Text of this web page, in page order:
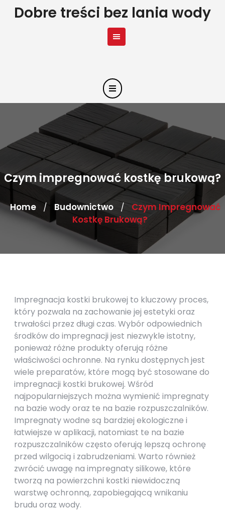
SkipDobre treści bez lania wody
Czym impregnować kostkę brukową?
Home / Budownictwo /
Czym Impregnować
Kostkę Brukową?
Impregnacja kostki brukowej to kluczowy proces,
który pozwala na zachowanie jej estetyki oraz
trwałości przez długi czas. Wybór odpowiednich
środków do impregnacji jest niezwykle istotny,
ponieważ różne produkty oferują różne
właściwości ochronne. Na rynku dostępnych jest
wiele preparatów, które mogą być stosowane do
impregnacji kostki brukowej. Wśród
najpopularniejszych można wymienić impregnaty
na bazie wody oraz te na bazie rozpuszczalników.
Impregnaty wodne są bardziej ekologiczne i
łatwiejsze w aplikacji, natomiast te na bazie
rozpuszczalników często oferują lepszą ochronę
przed wilgocią i zabrudzeniami. Warto również
zwrócić uwagę na impregnaty silikowe, które
tworzą na powierzchni kostki niewidoczną
warstwę ochronną, zapobiegającą wnikaniu
brudu oraz wody.